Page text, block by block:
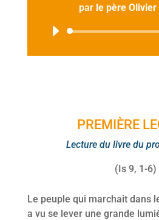
par le père
PREMIÈRE
Lecture du livre du
(Is 9, 1-6)
Le peuple qui marchait dans
a vu se lever une grande